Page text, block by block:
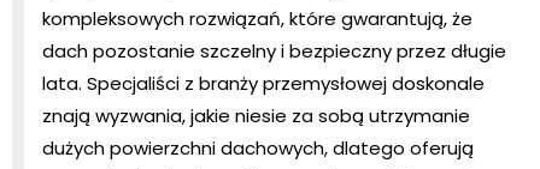
kompleksowych rozwiązań, które gwarantują, że
dach pozostanie szczelny i bezpieczny przez długie
lata. Specjaliści z branży przemysłowej doskonale
znają wyzwania, jakie niesie za sobą utrzymanie
dużych powierzchni dachowych, dlatego oferują